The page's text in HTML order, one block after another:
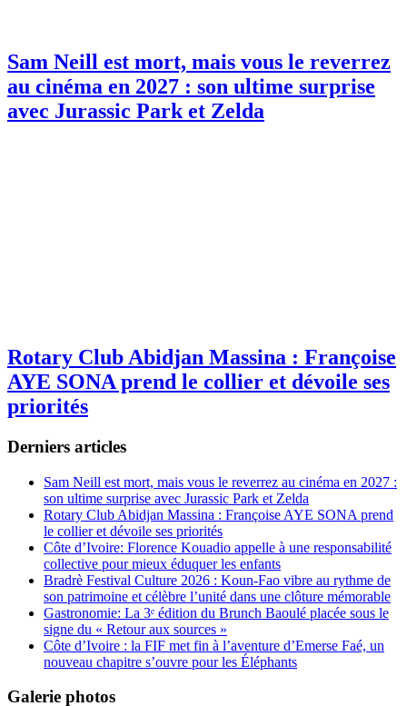
Sam Neill est mort, mais vous le reverrez
au cinéma en 2027 : son ultime surprise
avec Jurassic Park et Zelda
Rotary Club Abidjan Massina : Françoise
AYE SONA prend le collier et dévoile ses
priorités
Derniers articles
Sam Neill est mort, mais vous le reverrez au cinéma en 2027 :
son ultime surprise avec Jurassic Park et Zelda
Rotary Club Abidjan Massina : Françoise AYE SONA prend
le collier et dévoile ses priorités
Côte d’Ivoire: Florence Kouadio appelle à une responsabilité
collective pour mieux éduquer les enfants
Bradrè Festival Culture 2026 : Koun-Fao vibre au rythme de
son patrimoine et célèbre l’unité dans une clôture mémorable
Gastronomie: La 3ᵉ édition du Brunch Baoulé placée sous le
signe du « Retour aux sources »
Côte d’Ivoire : la FIF met fin à l’aventure d’Emerse Faé, un
nouveau chapitre s’ouvre pour les Éléphants
Galerie photos